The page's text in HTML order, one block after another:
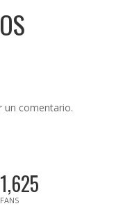
un comentario.
1,625
FANS